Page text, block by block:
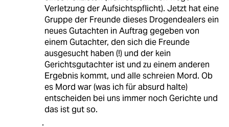
Verletzung der Aufsichtspflicht). Jetzt hat eine
Gruppe der Freunde dieses Drogendealers ein
neues Gutachten in Auftrag gegeben von
einem Gutachter, den sich die Freunde
ausgesucht haben (!) und der kein
Gerichtsgutachter ist und zu einem anderen
Ergebnis kommt, und alle schreien Mord. Ob
es Mord war (was ich für absurd halte)
entscheiden bei uns immer noch Gerichte und
das ist gut so.